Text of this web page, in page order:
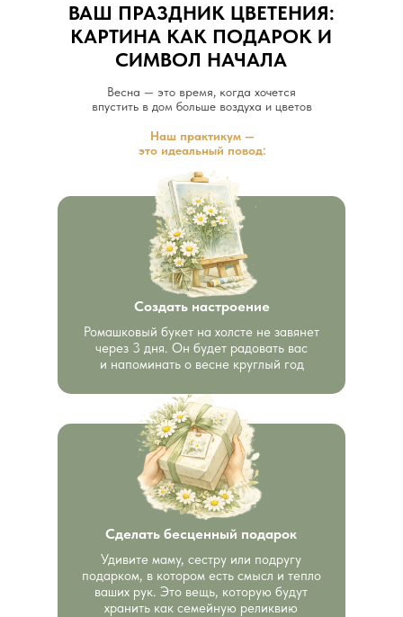
Удивите маму, сестру или подругу
подарком, в котором есть смысл и тепло
ваших рук. Это вещь, которую будут
хранить как семейную реликвию
Сделать бесценный подарок
Ромашковый букет на холсте не завянет
через 3 дня. Он будет радовать вас
и напоминать о весне круглый год
Создать настроение
ВАШ ПРАЗДНИК ЦВЕТЕНИЯ:
КАРТИНА КАК ПОДАРОК И
СИМВОЛ НАЧАЛА
Наш практикум —
это идеальный повод:
Весна — это время, когда хочется
впустить в дом больше воздуха и цветов